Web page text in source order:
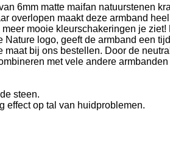
6mm matte maifan natuurstenen
overlopen maakt deze armband
mooie kleurschakeringen je ziet!
Nature logo, geeft de armband een
maat bij ons bestellen. Door de
met vele andere
steen.
effect op tal van huidproblemen.